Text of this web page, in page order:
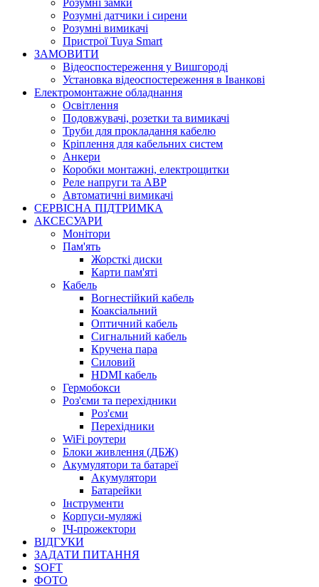
Розумні замки
Розумні датчики і сирени
Розумні вимикачі
Пристрої Tuya Smart
ЗАМОВИТИ
Відеоспостереження у Вишгороді
Установка відеоспостереження в Іванкові
Електромонтажне обладнання
Освітлення
Подовжувачі, розетки та вимикачі
Труби для прокладання кабелю
Кріплення для кабельних систем
Анкери
Коробки монтажні, електрощитки
Реле напруги та АВР
Автоматичні вимикачі
СЕРВІСНА ПІДТРИМКА
АКСЕСУАРИ
Монітори
Пам'ять
Жорсткі диски
Карти пам'яті
Кабель
Вогнестійкий кабель
Коаксіальний
Оптичний кабель
Сигнальний кабель
Кручена пара
Силовий
HDMI кабель
Гермобокси
Роз'єми та перехідники
Роз'єми
Перехідники
WiFi роутери
Блоки живлення (ДБЖ)
Акумулятори та батареї
Акумулятори
Батарейки
Інструменти
Корпуси-муляжі
ІЧ-прожектори
ВІДГУКИ
ЗАДАТИ ПИТАННЯ
SOFT
ФОТО